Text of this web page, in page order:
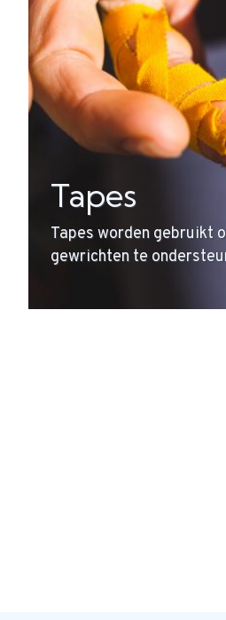
Tapes
Tapes worden gebruikt
gewrichten te